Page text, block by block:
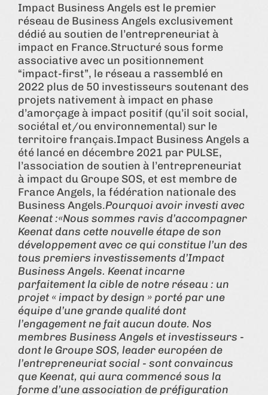
Impact Business Angels est le premier
réseau de Business Angels exclusivement
dédié au soutien de l’entrepreneuriat à
impact en France.Structuré sous forme
associative avec un positionnement
“impact-first”, le réseau a rassemblé en
2022 plus de 50 investisseurs soutenant des
projets nativement à impact en phase
d’amorçage à impact positif (qu’il soit social,
sociétal et/ou environnemental) sur le
territoire français.Impact Business Angels a
été lancé en décembre 2021 par PULSE,
l’association de soutien à l’entrepreneuriat
à impact du Groupe SOS, et est membre de
France Angels, la fédération nationale des
Business Angels.Pourquoi avoir investi avec
Keenat :«Nous sommes ravis d’accompagner
Keenat dans cette nouvelle étape de son
développement avec ce qui constitue l’un des
tous premiers investissements d’Impact
Business Angels. Keenat incarne
parfaitement la cible de notre réseau : un
projet « impact by design » porté par une
équipe d’une grande qualité dont
l’engagement ne fait aucun doute. Nos
membres Business Angels et investisseurs -
dont le Groupe SOS, leader européen de
l’entrepreneuriat social - sont convaincus
que Keenat, qui aura commencé sous la
forme d’une association de préfiguration